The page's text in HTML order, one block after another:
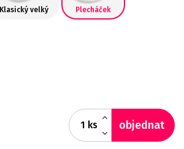
Klasický velký Plecháček
ks objednat